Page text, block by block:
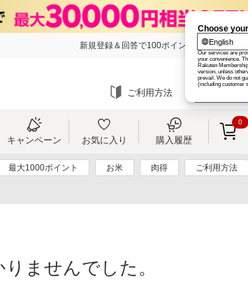
新規登録＆回答で100ポイント!
ご利用方法
キャンペーン お気に入り 購入履歴
0
最大1000ポイント お米 肉得 ご利用方法
ませんでした。